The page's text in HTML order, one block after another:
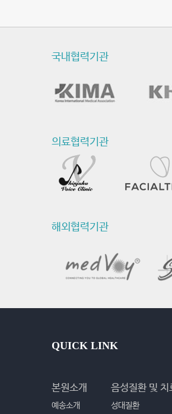
국내협력기관
의료협력기관
해외협력기관
QUICK LINK
본원소개
예송소개
음성질환 및 치
성대질환